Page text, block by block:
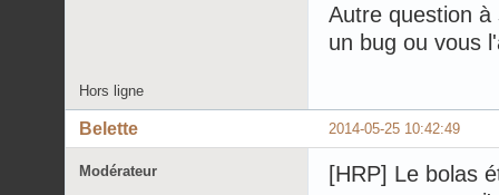
Autre question
un bug ou vous
Hors ligne
2014-05-25 10:42:49
Belette
Modérateur
[HRP] Le bolas